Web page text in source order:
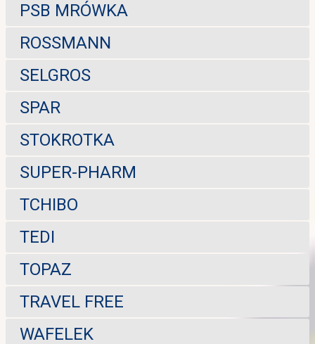
PSB MRÓWKA
ROSSMANN
SELGROS
SPAR
STOKROTKA
SUPER-PHARM
TCHIBO
TEDI
TOPAZ
TRAVEL FREE
WAFELEK